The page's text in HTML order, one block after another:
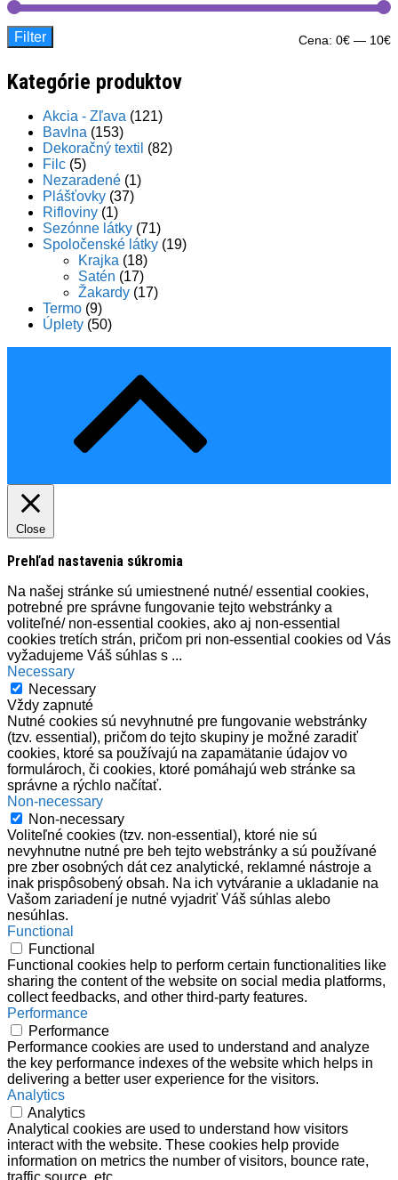
Filter Cena: 0€ — 10€
Kategórie produktov
Akcia - Zľava (121)
Bavlna (153)
Dekoračný textil (82)
Filc (5)
Nezaradené (1)
Plášťovky (37)
Rifloviny (1)
Sezónne látky (71)
Spoločenské látky (19)
Krajka (18)
Satén (17)
Žakardy (17)
Termo (9)
Úplety (50)
Close
Prehľad nastavenia súkromia
Na našej stránke sú umiestnené nutné/ essential cookies,
potrebné pre správne fungovanie tejto webstránky a
voliteľné/ non-essential cookies, ako aj non-essential
cookies tretích strán, pričom pri non-essential cookies od Vás
vyžadujeme Váš súhlas s ...
Necessary
Necessary
Vždy zapnuté
Nutné cookies sú nevyhnutné pre fungovanie webstránky
(tzv. essential), pričom do tejto skupiny je možné zaradiť
cookies, ktoré sa používajú na zapamätanie údajov vo
formulároch, či cookies, ktoré pomáhajú web stránke sa
správne a rýchlo načítať.
Non-necessary
Non-necessary
Voliteľné cookies (tzv. non-essential), ktoré nie sú
nevyhnutne nutné pre beh tejto webstránky a sú používané
pre zber osobných dát cez analytické, reklamné nástroje a
inak prispôsobený obsah. Na ich vytváranie a ukladanie na
Vašom zariadení je nutné vyjadriť Váš súhlas alebo
nesúhlas.
Functional
Functional
Functional cookies help to perform certain functionalities like
sharing the content of the website on social media platforms,
collect feedbacks, and other third-party features.
Performance
Performance
Performance cookies are used to understand and analyze
the key performance indexes of the website which helps in
delivering a better user experience for the visitors.
Analytics
Analytics
Analytical cookies are used to understand how visitors
interact with the website. These cookies help provide
information on metrics the number of visitors, bounce rate,
traffic source, etc.